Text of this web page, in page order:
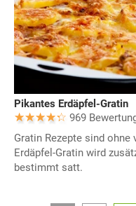
Pikantes Erdäpfel-Gratin
969
Gratin Rezepte sind
Erdäpfel-Gratin wird
bestimmt satt.